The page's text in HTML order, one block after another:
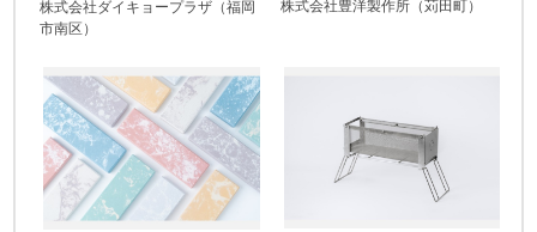
株式会社ダイキョープラザ（福岡
市南区）
株式会社豊洋製作所（苅田町）